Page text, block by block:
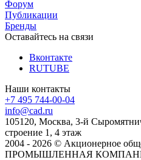
Форум
Публикации
Бренды
Оставайтесь на связи
Вконтакте
RUTUBE
Наши контакты
+7 495 744-00-04
info@cad.ru
105120, Москва, 3-й
строение 1, 4 этаж
2004 - 2026 © Акционерное
ПРОМЫШЛЕННАЯ